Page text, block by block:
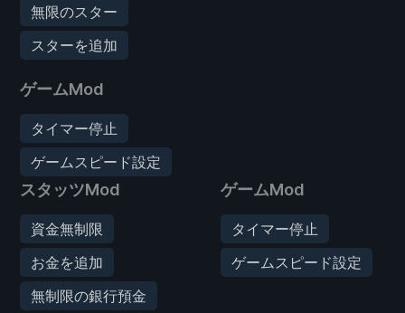
無限のスター
スターを追加
ゲームMod
タイマー停止
ゲームスピード設定
スタッツMod
資金無制限
お金を追加
無制限の銀行預金
ゲームMod
タイマー停止
ゲームスピード設定